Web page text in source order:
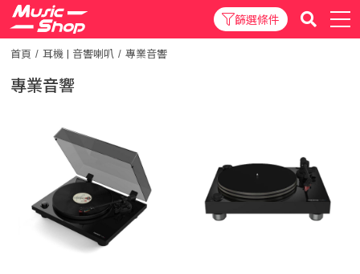
首頁 耳機 | 音響喇叭 專業音響
篩選條件
專業音響